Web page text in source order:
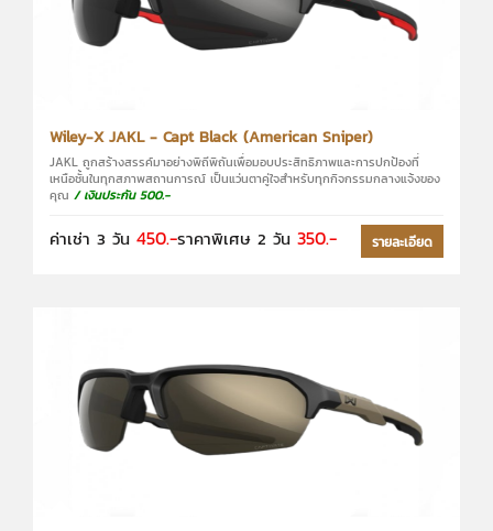
Wiley-X JAKL - Capt Black (American Sniper)
JAKL ถูกสร้างสรรค์มาอย่างพิถีพิถันเพื่อมอบประสิทธิภาพและการปกป้องที่
เหนือชั้นในทุกสภาพสถานการณ์ เป็นแว่นตาคู่ใจสำหรับทุกกิจกรรมกลางแจ้งของ
คุณ / เงินประกัน 500.-
ค่าเช่า 3 วัน 450.-ราคาพิเศษ 2 วัน 350.- รายละเอียด